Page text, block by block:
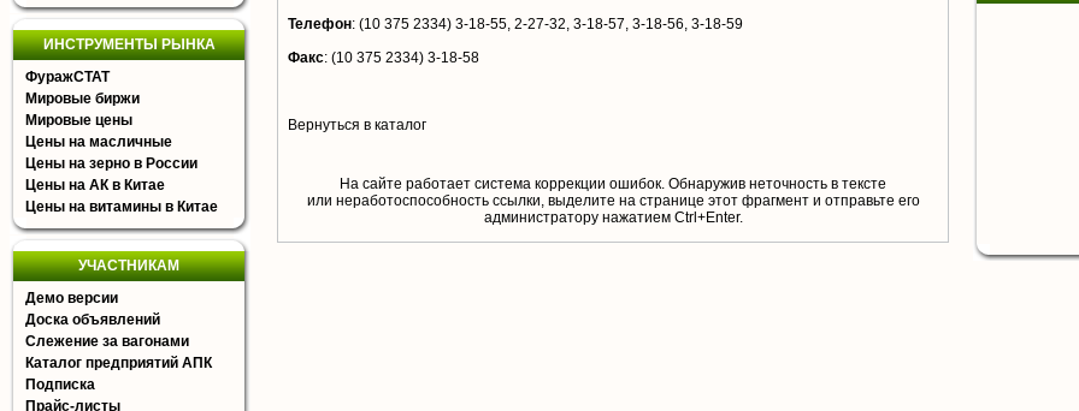
ИНСТРУМЕНТЫ РЫНКА
ФуражСТАТ
Мировые биржи
Мировые цены
Цены на масличные
Цены на зерно в России
Цены на АК в Китае
Цены на витамины в Китае
УЧАСТНИКАМ
Демо версии
Доска объявлений
Слежение за вагонами
Каталог предприятий АПК
Подписка
Прайс-листы
Телефон: (10 375 2334) 3-18-55, 2-27-32, 3-18-57, 3-18-56, 3-18-59
Факс: (10 375 2334) 3-18-58
Вернуться в каталог
На сайте работает система коррекции ошибок. Обнаружив неточность в тексте
или неработоспособность ссылки, выделите на странице этот фрагмент и отправьте его
aдминистратору нажатием Ctrl+Enter.